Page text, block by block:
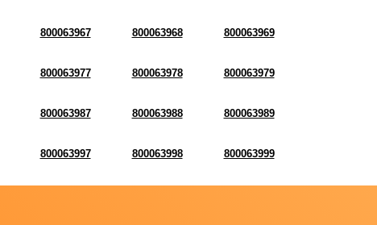
800063967 800063968 800063969
800063977 800063978 800063979
800063987 800063988 800063989
800063997 800063998 800063999